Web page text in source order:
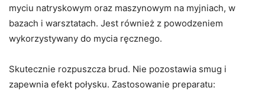
myciu natryskowym oraz maszynowym na myjniach, w
bazach i warsztatach. Jest również z powodzeniem
wykorzystywany do mycia ręcznego.
Skutecznie rozpuszcza brud. Nie pozostawia smug i
zapewnia efekt połysku. Zastosowanie preparatu: